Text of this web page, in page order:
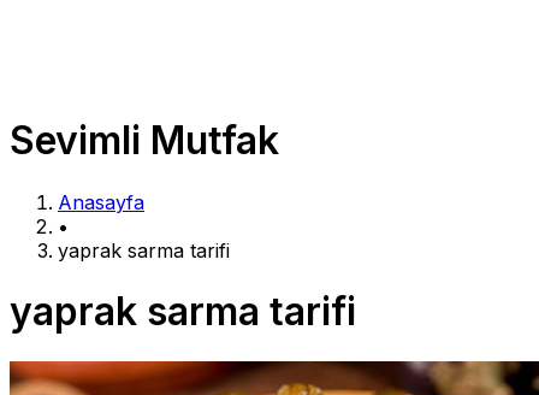
Sevimli Mutfak
Anasayfa
•
yaprak sarma tarifi
yaprak sarma tarifi